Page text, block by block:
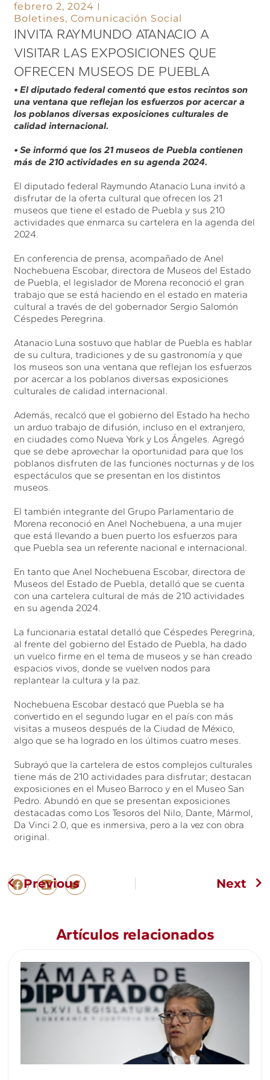
febrero 2, 2024
Boletines,Comunicación Social
INVITA RAYMUNDO ATANACIO A
VISITAR LAS EXPOSICIONES QUE
OFRECEN MUSEOS DE PUEBLA
• El diputado federal comentó que estos recintos son
una ventana que reflejan los esfuerzos por acercar a
los poblanos diversas exposiciones culturales de
calidad internacional.
• Se informó que los 21 museos de Puebla contienen
más de 210 actividades en su agenda 2024.
El diputado federal Raymundo Atanacio Luna invitó a
disfrutar de la oferta cultural que ofrecen los 21
museos que tiene el estado de Puebla y sus 210
actividades que enmarca su cartelera en la agenda del
2024.
En conferencia de prensa, acompañado de Anel
Nochebuena Escobar, directora de Museos del Estado
de Puebla, el legislador de Morena reconoció el gran
trabajo que se está haciendo en el estado en materia
cultural a través de del gobernador Sergio Salomón
Céspedes Peregrina.
Atanacio Luna sostuvo que hablar de Puebla es hablar
de su cultura, tradiciones y de su gastronomía y que
los museos son una ventana que reflejan los esfuerzos
por acercar a los poblanos diversas exposiciones
culturales de calidad internacional.
Además, recalcó que el gobierno del Estado ha hecho
un arduo trabajo de difusión, incluso en el extranjero,
en ciudades como Nueva York y Los Ángeles. Agregó
que se debe aprovechar la oportunidad para que los
poblanos disfruten de las funciones nocturnas y de los
espectáculos que se presentan en los distintos
museos.
El también integrante del Grupo Parlamentario de
Morena reconoció en Anel Nochebuena, a una mujer
que está llevando a buen puerto los esfuerzos para
que Puebla sea un referente nacional e internacional.
En tanto que Anel Nochebuena Escobar, directora de
Museos del Estado de Puebla, detalló que se cuenta
con una cartelera cultural de más de 210 actividades
en su agenda 2024.
La funcionaria estatal detalló que Céspedes Peregrina,
al frente del gobierno del Estado de Puebla, ha dado
un vuelco firme en el tema de museos y se han creado
espacios vivos, donde se vuelven nodos para
replantear la cultura y la paz.
Nochebuena Escobar destacó que Puebla se ha
convertido en el segundo lugar en el país con más
visitas a museos después de la Ciudad de México,
algo que se ha logrado en los últimos cuatro meses.
Subrayó que la cartelera de estos complejos culturales
tiene más de 210 actividades para disfrutar; destacan
exposiciones en el Museo Barroco y en el Museo San
Pedro. Abundó en que se presentan exposiciones
destacadas como Los Tesoros del Nilo, Dante, Mármol,
Da Vinci 2.0, que es inmersiva, pero a la vez con obra
original.
Previous Next
Artículos relacionados